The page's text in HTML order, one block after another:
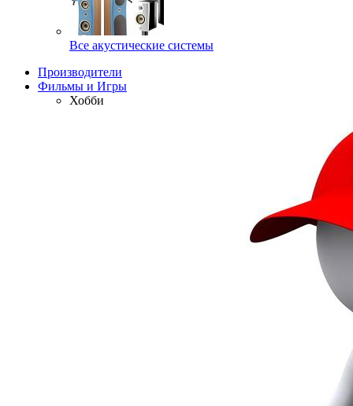
Все акустические системы
Производители
Фильмы и Игры
Хобби